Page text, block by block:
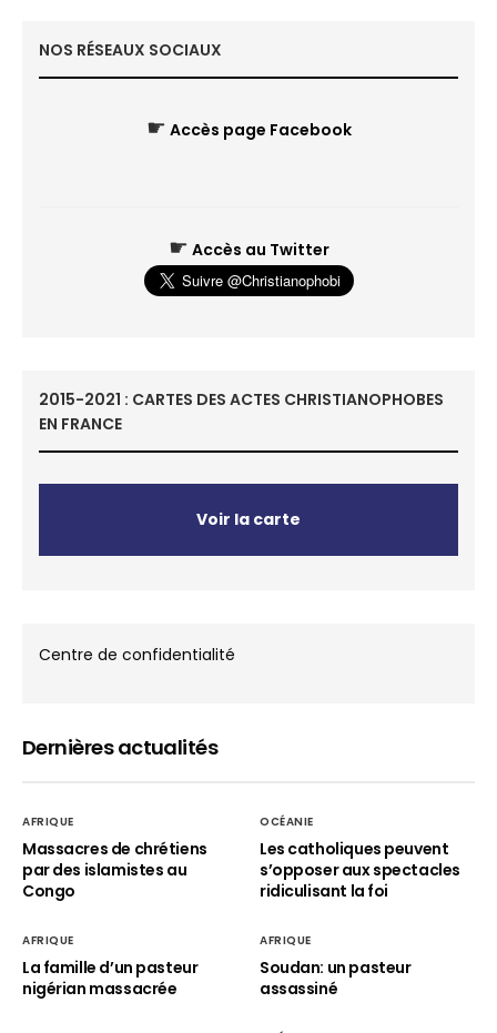
NOS RÉSEAUX SOCIAUX
☛ Accès page Facebook
☛ Accès au Twitter
2015-2021 : CARTES DES ACTES CHRISTIANOPHOBES
EN FRANCE
Voir la carte
Centre de confidentialité
Dernières actualités
AFRIQUE
Massacres de chrétiens
par des islamistes au
Congo
OCÉANIE
Les catholiques peuvent
s’opposer aux spectacles
ridiculisant la foi
AFRIQUE
La famille d’un pasteur
nigérian massacrée
AFRIQUE
Soudan: un pasteur
assassiné